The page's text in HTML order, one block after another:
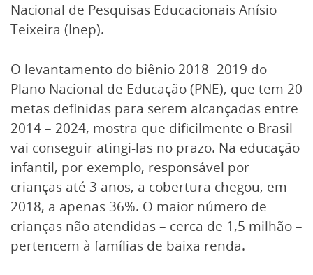
Nacional de Pesquisas Educacionais Anísio
Teixeira (Inep).
O levantamento do biênio 2018- 2019 do
Plano Nacional de Educação (PNE), que tem 20
metas definidas para serem alcançadas entre
2014 – 2024, mostra que dificilmente o Brasil
vai conseguir atingi-las no prazo. Na educação
infantil, por exemplo, responsável por
crianças até 3 anos, a cobertura chegou, em
2018, a apenas 36%. O maior número de
crianças não atendidas – cerca de 1,5 milhão –
pertencem à famílias de baixa renda.